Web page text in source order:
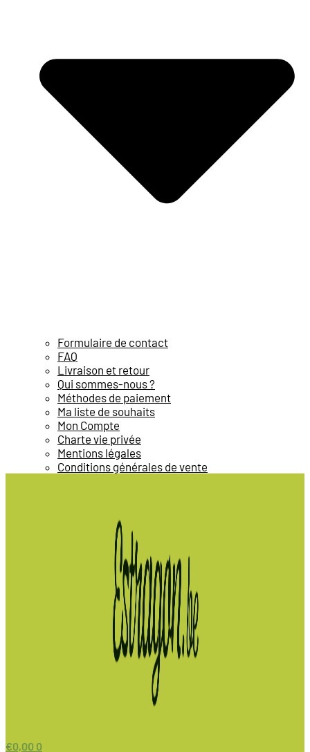
Formulaire de contact
FAQ
Livraison et retour
Qui sommes-nous ?
Méthodes de paiement
Ma liste de souhaits
Mon Compte
Charte vie privée
Mentions légales
Conditions générales de vente
€0,00 0